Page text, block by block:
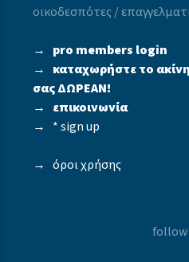
οικοδεσπότες /
→ pro members login
→καταχωρήστε το
σας ΔΩΡΕΑΝ!
→ επικοινωνία
→ * sign up
→όροι χρήσης
follow